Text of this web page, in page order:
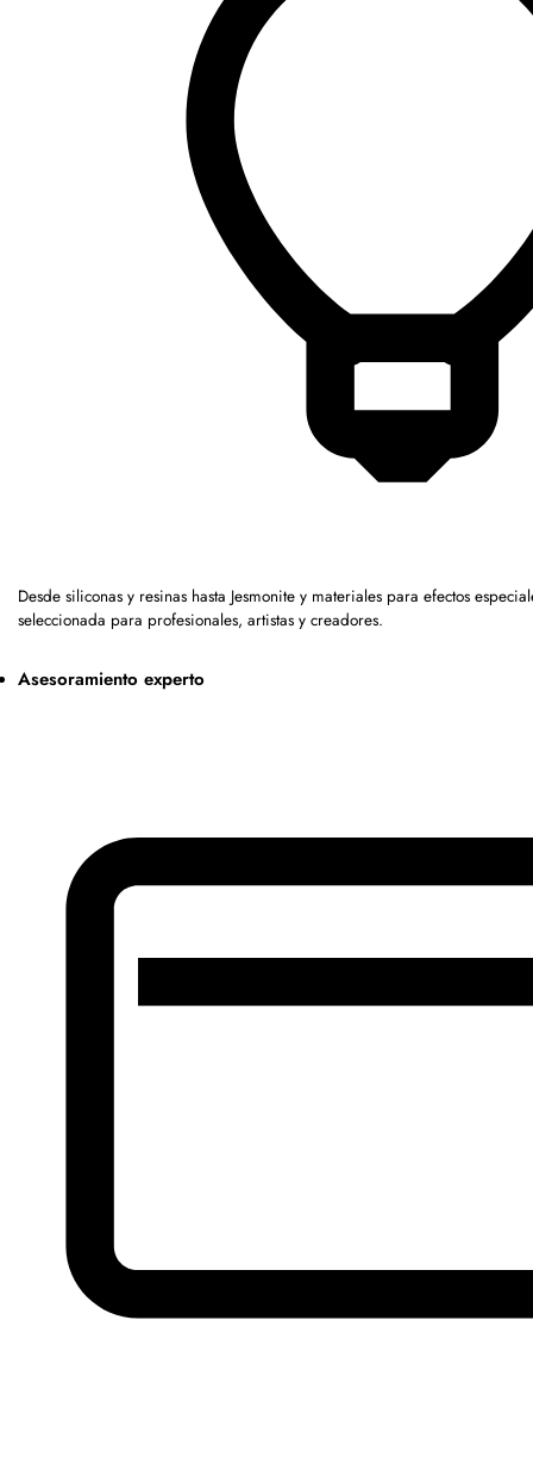
Desde siliconas y resinas hasta Jesmonite y materiales para efectos
seleccionada para profesionales, artistas y creadores.
Asesoramiento experto